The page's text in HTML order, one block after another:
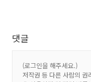
댓글